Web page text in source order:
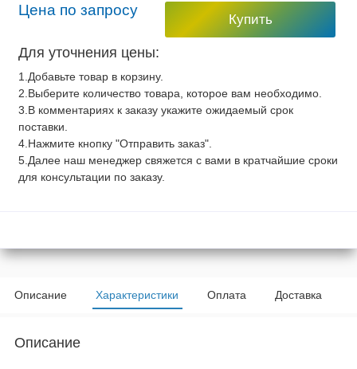
Цена по запросу
Купить
Для уточнения цены:
1.Добавьте товар в корзину.
2.Выберите количество товара, которое вам необходимо.
3.В комментариях к заказу укажите ожидаемый срок
поставки.
4.Нажмите кнопку "Отправить заказ".
5.Далее наш менеджер свяжется с вами в кратчайшие сроки
для консультации по заказу.
Описание Характеристики Оплата Доставка
Описание